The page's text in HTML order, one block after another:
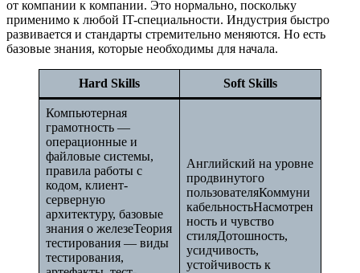
от компании к компании. Это нормально, поскольку
применимо к любой IT-специальности. Индустрия быстро
развивается и стандарты стремительно меняются. Но есть
базовые знания, которые необходимы для начала.
Hard Skills Soft Skills
Компьютерная
грамотность —
операционные и
файловые системы,
правила работы с
кодом, клиент-
серверную
архитектуру, базовые
знания о железеТеория
тестирования — виды
тестирования,
Английский на уровне
продвинутого
пользователяКоммуни
кабельностьНасмотрен
ность и чувство
стиляДотошность,
усидчивость,
устойчивость к